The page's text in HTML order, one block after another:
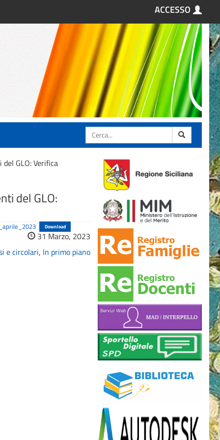
ACCESSO
Cerca
GLO: Verifica
del GLO:
Download
31 Marzo, 2023
e circolari, In primo piano